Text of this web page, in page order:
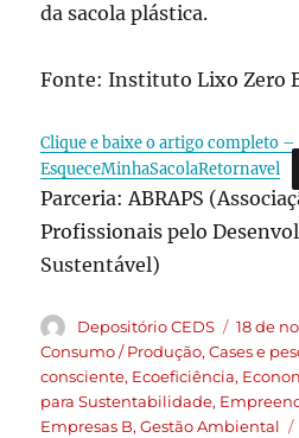
da sacola plástica.
Fonte: Instituto Lixo Zero
Clique e baixe o artigo completo –
EsqueceMinhaSacolaRetornavel
Parceria: ABRAPS
Profissionais pelo
Sustentável)
Depositório CEDS 18 de
Consumo / Produção,Cases e
consciente, Ecoeficiência,
para Sustentabilidade,
Empresas B,Gestão Ambiental